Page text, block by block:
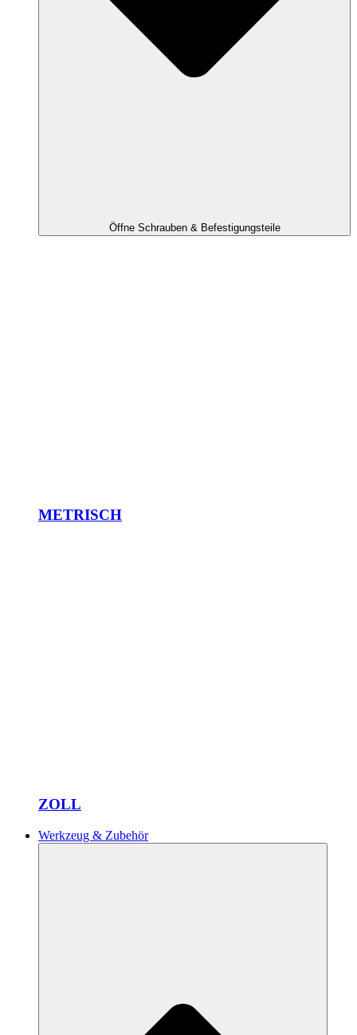
Öffne Schrauben & Befestigungsteile
METRISCH
ZOLL
Werkzeug & Zubehör